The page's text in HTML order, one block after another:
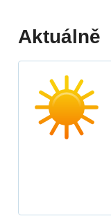
Aktuálně